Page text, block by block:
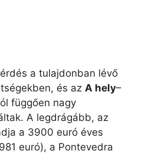
a tulajdonban lévő
és az A hely–
függően nagy
A legdrágább, az
a 3900 euró éves
euró), a Pontevedra